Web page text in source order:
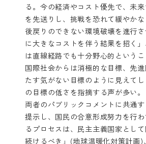
る。今の経済やコスト優先で、未
を先送りし、挑戦を恐れて緩やかな
後戻りのできない環境破壊を進行
に大きなコストを伴う結果を招く
は直線経路でも十分野心的というこ
国際社会からは消極的な目標、先
たす気がない目標のように見えて
の目標の低さを指摘する声が多い。
両者のパブリックコメントに共通
提示し、国民の合意形成努力を行
るプロセスは、民主主義国家とし
続けるべき」(地球温暖化対策計画)